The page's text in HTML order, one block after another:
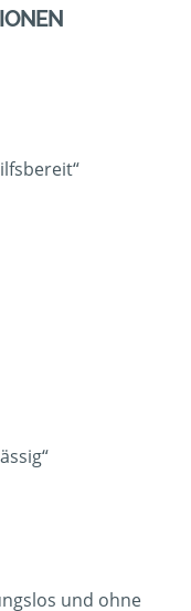
und ohne